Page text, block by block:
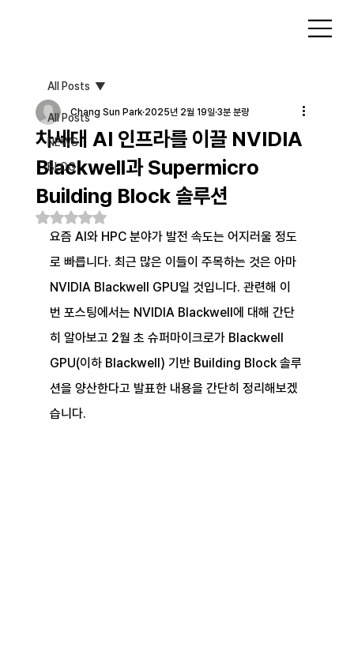
All Posts
NEWS
BLOG
All Posts
차세대 AI 인프라를 이끌 NVIDIA
Blackwell과 Supermicro
Building Block 솔루션
Chang Sun Park 2025년 2월 19일 3분 분량
별점 5점 중 NaN점을 주었습니다.
요즘 AI와 HPC 분야가 발전 속도는 어지러울 정도
로 빠릅니다. 최근 많은 이들이 주목하는 것은 아마
NVIDIA Blackwell GPU일 것입니다. 관련해 이
번 포스팅에서는 NVIDIA Blackwell에 대해 간단
히 알아보고 2월 초 슈퍼마이크로가 Blackwell
GPU(이하 Blackwell) 기반 Building Block 솔루
션을 양산한다고 발표한 내용을 간단히 정리해보겠
습니다.